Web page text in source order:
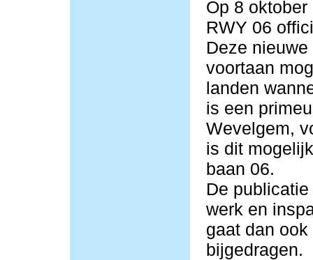
Op 8
RWY 06
Deze
voortaan
landen
is een
Wevelgem,
is dit
baan 06.
De
werk en
gaat dan
bijgedragen.